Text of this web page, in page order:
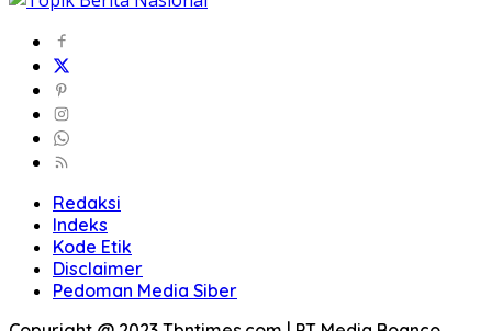
Redaksi
Indeks
Kode Etik
Disclaimer
Pedoman Media Siber